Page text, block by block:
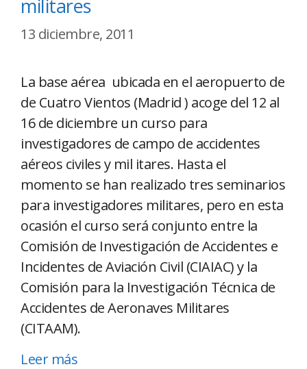
militares
13 diciembre, 2011
La base aérea ubicada en el aeropuerto de
de Cuatro Vientos (Madrid ) acoge del 12 al
16 de diciembre un curso para
investigadores de campo de accidentes
aéreos civiles y mil itares. Hasta el
momento se han realizado tres seminarios
para investigadores militares, pero en esta
ocasión el curso será conjunto entre la
Comisión de Investigación de Accidentes e
Incidentes de Aviación Civil (CIAIAC) y la
Comisión para la Investigación Técnica de
Accidentes de Aeronaves Militares
(CITAAM).
Leer más